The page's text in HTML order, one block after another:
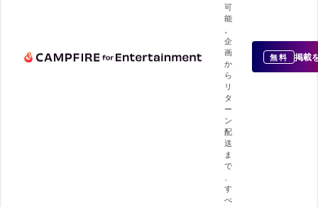
可
能
。
企
画
か
ら
リ
タ
ー
ン
配
送
ま
で
、
す
べ
無料 掲載